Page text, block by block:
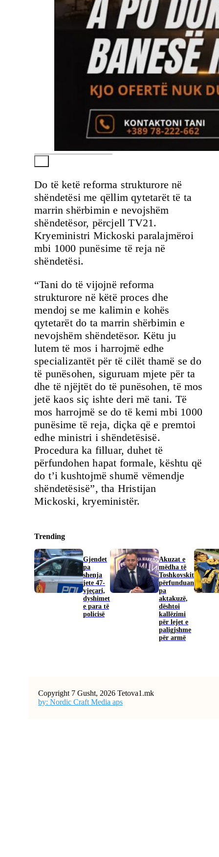
Do të ketë reforma strukturore në
shëndetësi me qëllim qytetarët të ta
marrin shërbimin e nevojshëm
shëndetësor, përcjell TV21.
Kryeministri Mickoski paralajmëroi
mbi 1000 punësime të reja në
shëndetësi.
“Tani do të vijojnë reforma
strukturore në këtë proces dhe
mendoj se me kalimin e kohës
qytetarët do ta marrin shërbimin e
nevojshëm shëndetësor. Këtu ju
lutem të mos i harrojmë edhe
specializantët për të cilët thamë se do
të punësohen, siguruam mjete për ta
dhe të njëjtët do të punësohen, të mos
jetë kaos siç ishte deri më tani. Të
mos harrojmë se do të kemi mbi 1000
punësime të reja, diçka që e premtoi
edhe ministri i shëndetësisë.
Procedura ka filluar, duhet të
përfundohen hapat formale, kështu që
do t’i kushtojmë shumë vëmendje
shëndetësisë”, tha Hristijan
Mickoski, kryeministër.
Trending
Gjendet
pa
shenja
jete 47-
vjeçari,
dyshimet
e para të
policisë
Akuzat e
mëdha të
Toshkovskit
përfunduan
pa
aktakuzë,
dështoi
kallëzimi
për lejet e
paligjshme
për armë
Copyright 7 Gusht, 2026 Tetova1.mk
by: Nordic Craft Media aps